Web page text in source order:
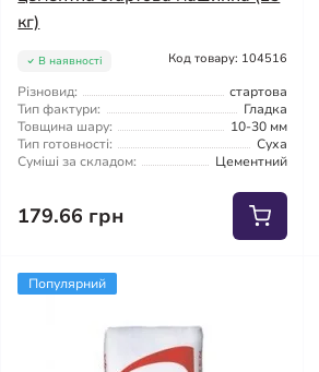
кг)
В наявності Код товару: 104516
Різновид:
стартова
Тип фактури:
Гладка
Товщина шару:
10-30 мм
Тип готовності:
Суха
Суміші за складом:
Цементний
179.66 грн
Популярний